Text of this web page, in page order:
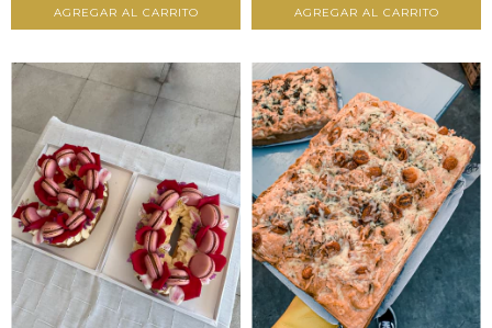
AGREGAR AL CARRITO